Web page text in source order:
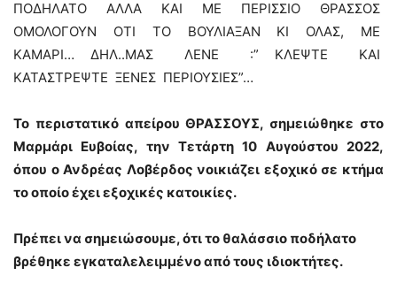
ΠΟΔΗΛΑΤΟ ΑΛΛΑ ΚΑΙ ΜΕ ΠΕΡΙΣΣΙΟ ΘΡΑΣΣΟΣ
ΟΜΟΛΟΓΟΥΝ ΟΤΙ ΤΟ ΒΟΥΛΙΑΞΑΝ ΚΙ ΟΛΑΣ, ΜΕ
ΚΑΜΑΡΙ… ΔΗΛ..ΜΑΣ ΛΕΝΕ :” ΚΛΕΨΤΕ ΚΑΙ
ΚΑΤΑΣΤΡΕΨΤΕ ΞΕΝΕΣ ΠΕΡΙΟΥΣΙΕΣ”…
Το περιστατικό απείρου ΘΡΑΣΣΟΥΣ, σημειώθηκε στο
Μαρμάρι Ευβοίας, την Τετάρτη 10 Αυγούστου 2022,
όπου ο Ανδρέας Λοβέρδος νοικιάζει εξοχικό σε κτήμα
το οποίο έχει εξοχικές κατοικίες.
Πρέπει να σημειώσουμε, ότι το θαλάσσιο ποδήλατο
βρέθηκε εγκαταλελειμμένο από τους ιδιοκτήτες.